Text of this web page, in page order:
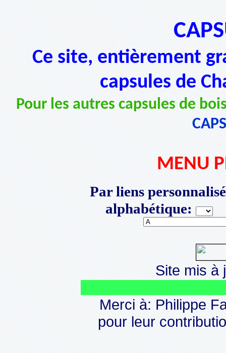
Ce site, entièrement
capsules de
Pour les autres capsules de
MENU
Par liens
alphabétique:
Site mis à
Merci à: Philippe
pour leur